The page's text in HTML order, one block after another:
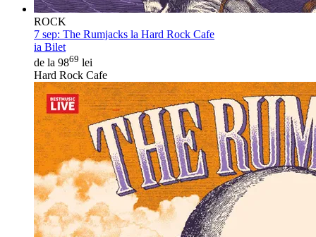
ROCK
7 sep: The Rumjacks la Hard Rock Cafe
ia Bilet
de la 9869 lei
Hard Rock Cafe